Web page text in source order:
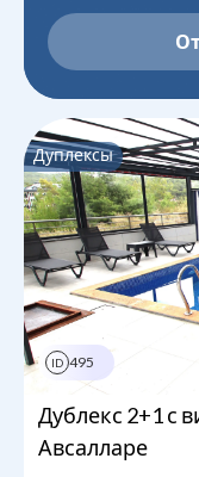
Дуплексы
ID 495
Дублекс 2+1 с
Авсалларе